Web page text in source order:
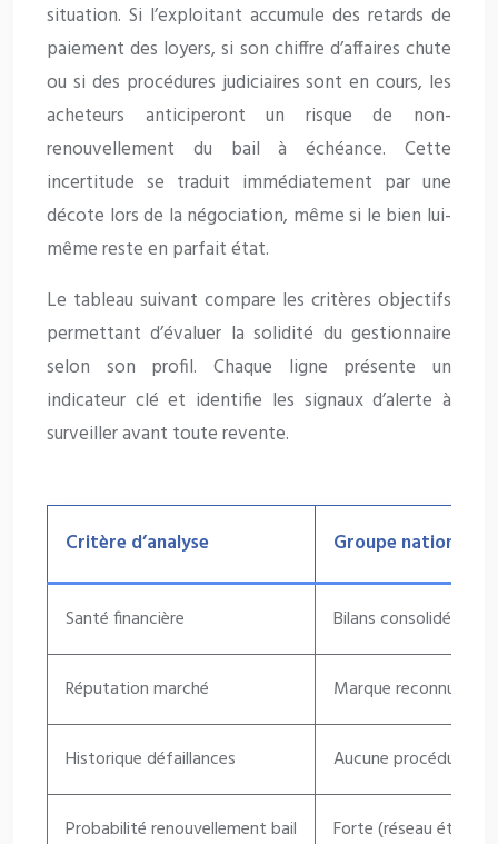
situation. Si l’exploitant accumule des retards de
paiement des loyers, si son chiffre d’affaires chute
ou si des procédures judiciaires sont en cours, les
acheteurs anticiperont un risque de non-
renouvellement du bail à échéance. Cette
incertitude se traduit immédiatement par une
décote lors de la négociation, même si le bien lui-
même reste en parfait état.
Le tableau suivant compare les critères objectifs
permettant d’évaluer la solidité du gestionnaire
selon son profil. Chaque ligne présente un
indicateur clé et identifie les signaux d’alerte à
surveiller avant toute revente.
Critère d’analyse Groupe national
Santé financière Bilans consolidés
Réputation marché Marque reconnue,
Historique défaillances Aucune procédure
Probabilité renouvellement bail Forte (réseau